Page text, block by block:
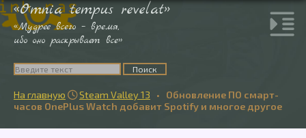
«Omnia tempus revelat»
«Мудрее всего – время,
ибо оно раскрывает все»
На главную  Steam Valley 13 • Обновление ПО смарт-
часов OnePlus Watch добавит Spotify и многое другое